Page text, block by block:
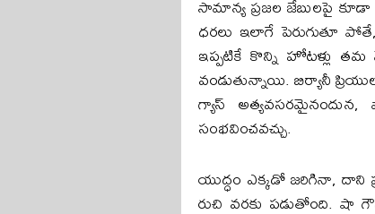
సామాన్య ప్రజల జేబులపై
ధరలు ఇలాగే పెరుగుతూ
ఇప్పటికే కొన్ని హోటళ్లు
వండుతున్నాయి. బిర్యానీ
గ్యాస్
సంభవించవచ్చు.
యుద్ధం ఎక్కడో జరిగినా, దాని
రుచి వరకు పడుతోంది. షా